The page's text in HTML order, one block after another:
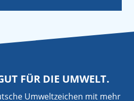
FÜR DIE UMWELT.
Umweltzeichen mit mehr